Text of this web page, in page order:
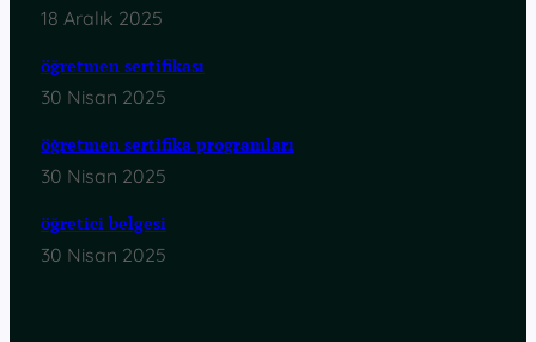
18 Aralık 2025
öğretmen sertifikası
30 Nisan 2025
öğretmen sertifika programları
30 Nisan 2025
öğretici belgesi
30 Nisan 2025